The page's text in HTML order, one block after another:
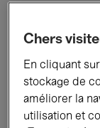
Chers
En cliquant
stockage de
améliorer la
utilisation et